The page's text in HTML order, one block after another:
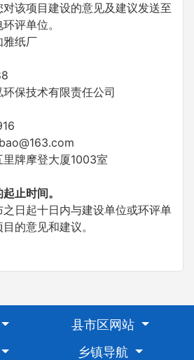
该项目建设的意见及建议发送至
评单位。
雅纸厂
保技术有限责任公司
里牌摩登大厦1003室
止时间。
日起十日内与建设单位或环评单
的意见和建议。
县市区网站
乡镇导航